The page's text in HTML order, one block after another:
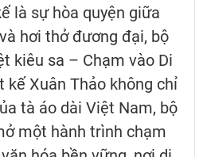
là sự hòa quyện giữa
hơi thở đương đại, bộ
kiêu sa – Chạm vào Di
kế Xuân Thảo không chỉ
tà áo dài Việt Nam, bộ
một hành trình chạm